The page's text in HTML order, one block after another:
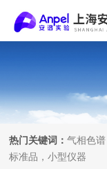
热门关键词：气相色
标准品，小型仪器